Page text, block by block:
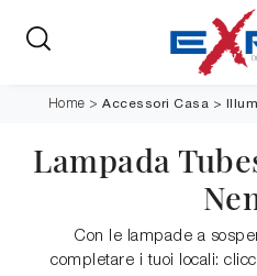
Home >Accessori Casa >
Lampada
Con le lampade a
completare i tuoi locali: